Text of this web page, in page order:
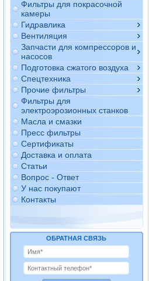
Фильтры для покрасочной
камеры
Гидравлика
Вентиляция
Запчасти для компрессоров и
насосов
Подготовка сжатого воздуха
Спецтехника
Прочие фильтры
Фильтры для
электроэрозионных станков
Масла и смазки
Пресс фильтры
Сертификаты
Доставка и оплата
Статьи
Вопрос - Ответ
У нас покупают
Контакты
ОБРАТНАЯ СВЯЗЬ